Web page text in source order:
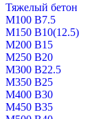
Тяжелый бетон
М100 В7.5
М150 В10(12.5)
М200 В15
М250 В20
М300 В22.5
М350 В25
М400 В30
М450 В35